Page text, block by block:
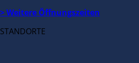
> Weitere Öffnungszeiten
STANDORTE